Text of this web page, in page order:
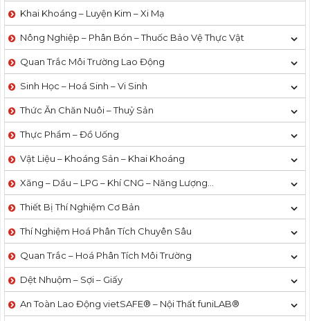
Khai Khoáng – Luyện Kim – Xi Mạ
Nông Nghiệp – Phân Bón – Thuốc Bảo Vệ Thực Vật
Quan Trắc Môi Trường Lao Động
Sinh Học – Hoá Sinh – Vi Sinh
Thức Ăn Chăn Nuôi – Thuỷ Sản
Thực Phẩm – Đồ Uống
Vật Liệu – Khoáng Sản – Khai Khoáng
Xăng – Dầu – LPG – Khí CNG – Năng Lượng…
Thiết Bị Thí Nghiệm Cơ Bản
Thí Nghiệm Hoá Phân Tích Chuyên Sâu
Quan Trắc – Hoá Phân Tích Môi Trường
Dệt Nhuộm – Sợi – Giấy
An Toàn Lao Động vietSAFE® – Nội Thất funiLAB®